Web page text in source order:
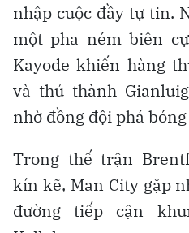
nhập cuộc đầy tự tin.
một pha ném biên
Kayode khiến hàng
và thủ thành
nhờ đồng đội phá
Trong thế trận
kín kẽ, Man City gặp
đường tiếp cận